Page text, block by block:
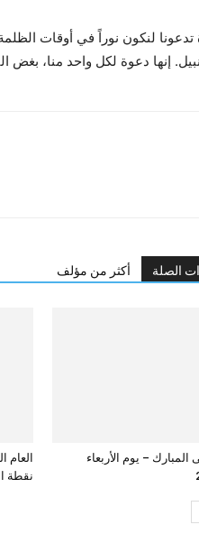
تدعونا لنكون نوراً في أوقات
إنها دعوة لكل واحد منا،
الصلة أكثر من مؤلف
العام
نقطة
المبارك – يوم الأربعاء